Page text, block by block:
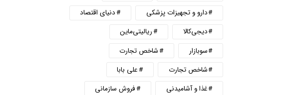
دارو و تجهیزات پزشکی
دنیای اقتصاد
دیجی‌کالا
ریالیتی‌ماین
سوبازار
شاخص تجارت
شاخص تجارت
علی بابا
غذا و آشامیدنی
فروش سازمانی